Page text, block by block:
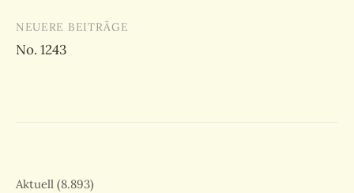
NEUERE BEITRÄGE
No. 1243
Aktuell (8.893)